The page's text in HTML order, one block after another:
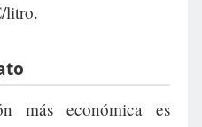
litro.
más económica es